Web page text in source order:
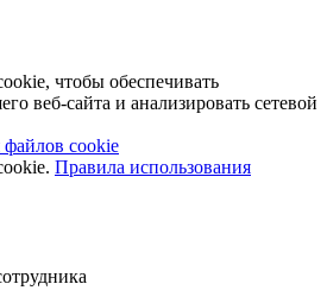
чтобы обеспечивать
веб-сайта и анализировать сетевой
файлов cookie
Правила использования